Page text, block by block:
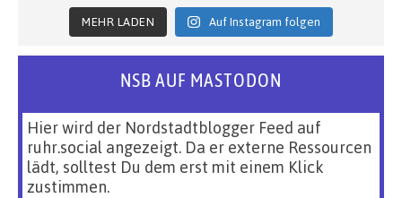
MEHR LADEN Auf Instagram folgen
NSB AUF MASTODON
Hier wird der Nordstadtblogger Feed auf
ruhr.social angezeigt. Da er externe Ressourcen
lädt, solltest Du dem erst mit einem Klick
zustimmen.